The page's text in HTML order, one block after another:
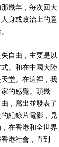
幾年，每次回大
身或政治上的意
自由，主要是以
。和在中國大陸
堂。在這裡，我
的感覺。頭幾
，寫出並發表了
紀錄片電影，見
在香港和全世界
港社會，直到